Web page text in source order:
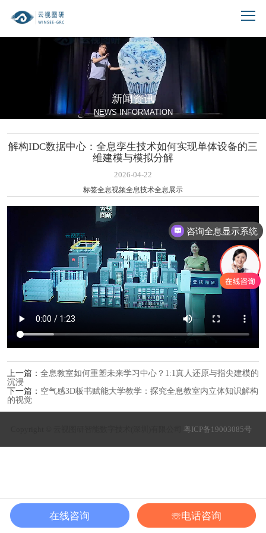
新闻资讯
NEWS INFORMATION
解构IDC数据中心：全息孪生技术如何实现单体设备的三
维建模与模拟分解
2026-04-22
标签全息视频全息技术全息展示
上一篇： 全息教室如何重塑未来学习中心？1:1真人还原与指尖建模的
沉浸
下一篇： 空气感3D板书赋能大学教学：探究全息教室内立体知识解构
的视觉
粤ICP备19003085号
咨询全息显示系统
在线咨询 ☏电话咨询